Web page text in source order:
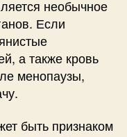
необычное
Если
а также кровь
менопаузы,
быть признаком